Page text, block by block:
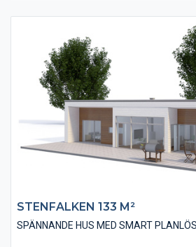
bland annat fyra stycken stora sovrum,
en öppen modern planlösning.
Köket, som ligger i direkt anslutning
utförts med en stor köksö där tillagning
umgänge kan ske samtidigt. Huset har
som ger ett härligt ljusinsläpp och en
och trädgård.
STENFALKEN 133 M²
SPÄNNANDE HUS MED SMART